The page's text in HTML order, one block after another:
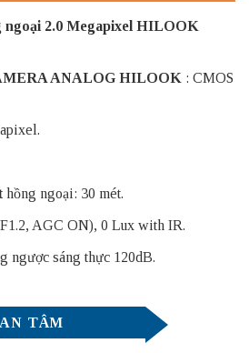
2.0 Megapixel HILOOK
ANALOG HILOOK : CMOS
hồng ngoại: 30 mét.
AGC ON), 0 Lux with IR.
ngược sáng thực 120dB.
TÂM